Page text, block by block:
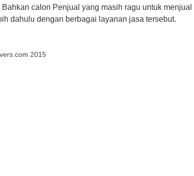
calon Penjual yang masih ragu untuk
dahulu dengan berbagai layanan jasa tersebut.
2015